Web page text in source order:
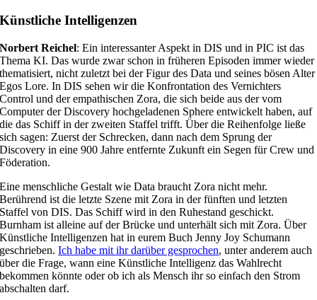
Künstliche Intelligenzen
Norbert Reichel: Ein interessanter Aspekt in DIS und in PIC ist das
Thema KI. Das wurde zwar schon in früheren Episoden immer wieder
thematisiert, nicht zuletzt bei der Figur des Data und seines bösen Alter
Egos Lore. In DIS sehen wir die Konfrontation des Vernichters
Control und der empathischen Zora, die sich beide aus der vom
Computer der Discovery hochgeladenen Sphere entwickelt haben, auf
die das Schiff in der zweiten Staffel trifft. Über die Reihenfolge ließe
sich sagen: Zuerst der Schrecken, dann nach dem Sprung der
Discovery in eine 900 Jahre entfernte Zukunft ein Segen für Crew und
Föderation.
Eine menschliche Gestalt wie Data braucht Zora nicht mehr.
Berührend ist die letzte Szene mit Zora in der fünften und letzten
Staffel von DIS. Das Schiff wird in den Ruhestand geschickt.
Burnham ist alleine auf der Brücke und unterhält sich mit Zora. Über
Künstliche Intelligenzen hat in eurem Buch Jenny Joy Schumann
geschrieben.Ich habe mit ihr darüber gesprochen, unter anderem auch
über die Frage, wann eine Künstliche Intelligenz das Wahlrecht
bekommen könnte oder ob ich als Mensch ihr so einfach den Strom
abschalten darf.